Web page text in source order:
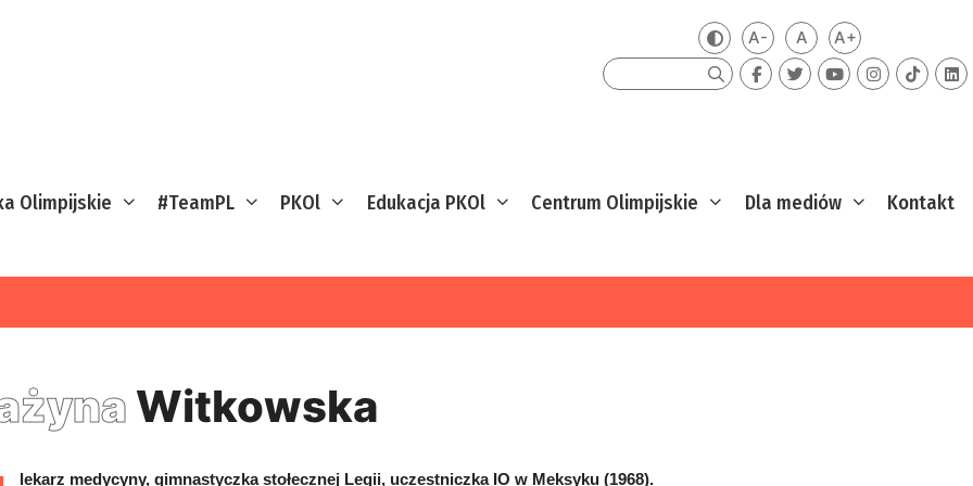
Zmień kontrast
A-Mniejsza czcionka
ADomyślna czcionka
A+Większa
Szukaj
Olimpijskie #TeamPL PKOl Edukacja PKOl Centrum Olimpijskie Dla mediów Kontakt
Witkowska
lekarz medycyny, gimnastyczka stołecznej Legii, uczestniczka IO w Meksyku (1968).